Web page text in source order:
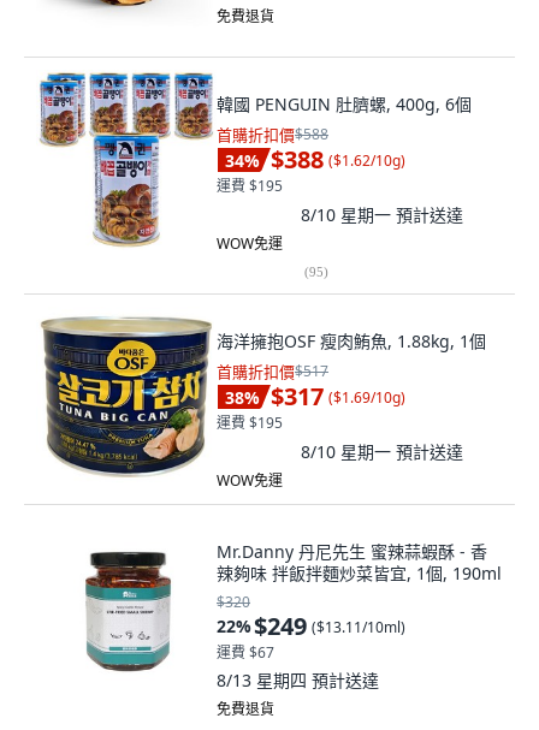
免費退貨
韓國 PENGUIN 肚臍螺, 400g, 6個
首購折扣價$588
34% $388 ($1.62/10g)
運費 $195
8/10 星期一 預計送達
WOW免運
(95)
海洋擁抱OSF 瘦肉鮪魚, 1.88kg, 1個
首購折扣價$517
38% $317 ($1.69/10g)
運費 $195
8/10 星期一 預計送達
WOW免運
Mr.Danny 丹尼先生 蜜辣蒜蝦酥 - 香
辣夠味 拌飯拌麵炒菜皆宜, 1個, 190ml
$320
22%$249 ($13.11/10ml)
運費 $67
8/13 星期四 預計送達
免費退貨